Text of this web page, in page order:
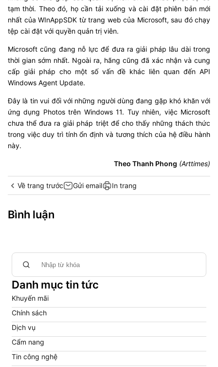
tạm thời. Theo đó, họ cần tải xuống và cài đặt phiên bản mới
nhất của WInAppSDK từ trang web của Microsoft, sau đó chạy
tệp cài đặt với quyền quản trị viên.
Microsoft cũng đang nỗ lực để đưa ra giải pháp lâu dài trong
thời gian sớm nhất. Ngoài ra, hãng cũng đã xác nhận và cung
cấp giải pháp cho một số vấn đề khác liên quan đến API
Windows Agent Update.
Đây là tin vui đối với những người dùng đang gặp khó khăn với
ứng dụng Photos trên Windows 11. Tuy nhiên, việc Microsoft
chưa thể đưa ra giải pháp triệt để cho thấy những thách thức
trong việc duy trì tính ổn định và tương thích của hệ điều hành
này.
Theo Thanh Phong (Arttimes)
Về trang trước Gửi email In trang
Bình luận
Danh mục tin tức
Khuyến mãi
Chính sách
Dịch vụ
Cẩm nang
Tin công nghệ